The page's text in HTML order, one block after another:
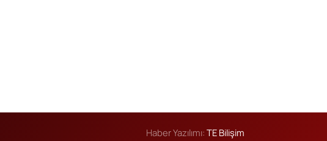
Haber Yazılımı:TE Bilişim